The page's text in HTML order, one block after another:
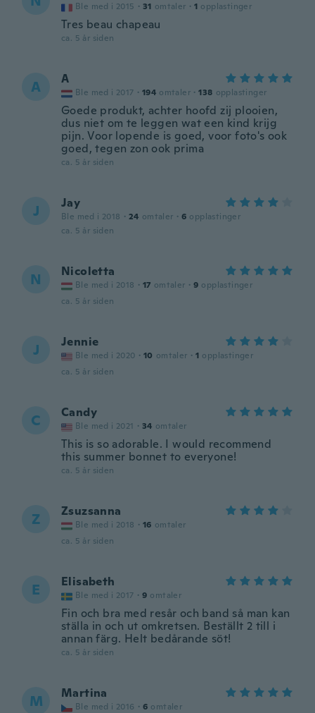
Ble med i 2015 · 31 omtaler · 1 opplastinger
Tres beau chapeau
ca. 5 år siden
A A
Ble med i 2017 · 194 omtaler · 138 opplastinger
Goede produkt, achter hoofd zij plooien,
dus niet om te leggen wat een kind krijg
pijn. Voor lopende is goed, voor foto's ook
goed, tegen zon ook prima
ca. 5 år siden
J Jay
Ble med i 2018 · 24 omtaler · 6 opplastinger
ca. 5 år siden
N Nicoletta
Ble med i 2018 · 17 omtaler · 9 opplastinger
ca. 5 år siden
J Jennie
Ble med i 2020 · 10 omtaler · 1 opplastinger
ca. 5 år siden
C Candy
Ble med i 2021 · 34 omtaler
This is so adorable. I would recommend
this summer bonnet to everyone!
ca. 5 år siden
Z Zsuzsanna
Ble med i 2018 · 16 omtaler
ca. 5 år siden
E Elisabeth
Ble med i 2017 · 9 omtaler
Fin och bra med resår och band så man kan
ställa in och ut omkretsen. Beställt 2 till i
annan färg. Helt bedårande söt!
ca. 5 år siden
M Martina
Ble med i 2016 · 6 omtaler